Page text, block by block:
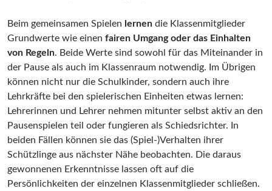
Beim gemeinsamen Spielen lernen die Klassenmitglieder
Grundwerte wie einen fairen Umgang oder das Einhalten
von Regeln. Beide Werte sind sowohl für das Miteinander in
der Pause als auch im Klassenraum notwendig. Im Übrigen
können nicht nur die Schulkinder, sondern auch ihre
Lehrkräfte bei den spielerischen Einheiten etwas lernen:
Lehrerinnen und Lehrer nehmen mitunter selbst aktiv an den
Pausenspielen teil oder fungieren als Schiedsrichter. In
beiden Fällen können sie das (Spiel-)Verhalten ihrer
Schützlinge aus nächster Nähe beobachten. Die daraus
gewonnenen Erkenntnisse lassen oft auf die
Persönlichkeiten der einzelnen Klassenmitglieder schließen.